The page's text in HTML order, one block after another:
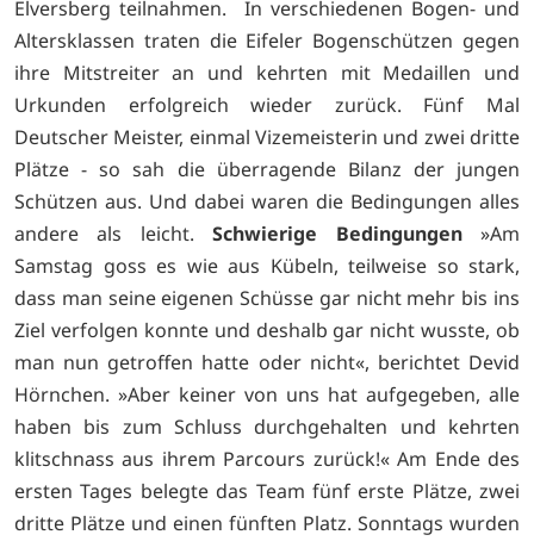
Elversberg teilnahmen. In verschiedenen Bogen- und
Altersklassen traten die Eifeler Bogenschützen gegen
ihre Mitstreiter an und kehrten mit Medaillen und
Urkunden erfolgreich wieder zurück. Fünf Mal
Deutscher Meister, einmal Vizemeisterin und zwei dritte
Plätze - so sah die überragende Bilanz der jungen
Schützen aus. Und dabei waren die Bedingungen alles
andere als leicht.Schwierige Bedingungen»Am
Samstag goss es wie aus Kübeln, teilweise so stark,
dass man seine eigenen Schüsse gar nicht mehr bis ins
Ziel verfolgen konnte und deshalb gar nicht wusste, ob
man nun getroffen hatte oder nicht«, berichtet Devid
Hörnchen. »Aber keiner von uns hat aufgegeben, alle
haben bis zum Schluss durchgehalten und kehrten
klitschnass aus ihrem Parcours zurück!« Am Ende des
ersten Tages belegte das Team fünf erste Plätze, zwei
dritte Plätze und einen fünften Platz. Sonntags wurden